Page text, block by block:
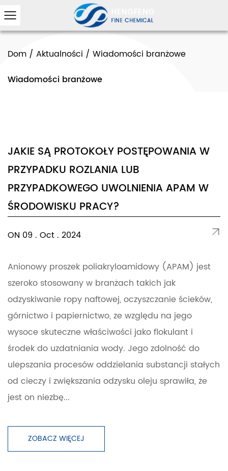
Dom / Aktualności / Wiadomości branżowe
Wiadomości branżowe
JAKIE SĄ PROTOKOŁY POSTĘPOWANIA W
PRZYPADKU ROZLANIA LUB
PRZYPADKOWEGO UWOLNIENIA APAM W
ŚRODOWISKU PRACY?
ON 09 . Oct . 2024
Anionowy proszek poliakryloamidowy (APAM) jest
szeroko stosowany w branżach takich jak
odzyskiwanie ropy naftowej, oczyszczanie ścieków,
górnictwo i papiernictwo, ze względu na jego
wysoce skuteczne właściwości jako flokulant i
środek do uzdatniania wody. Jego zdolność do
ulepszania procesów oddzielania substancji stałych
od cieczy i zwiększania odzysku oleju sprawiła, że ​​
jest on niezbę...
ZOBACZ WIĘCEJ